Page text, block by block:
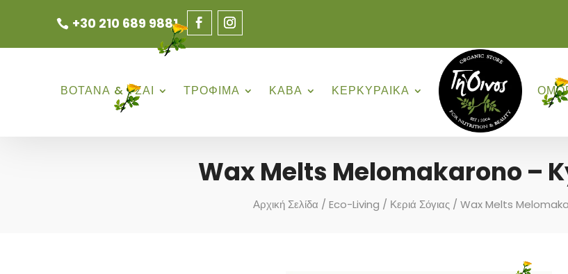
+30 210 689 9881
ΒΟΤΑΝΑ & ΤΣΑΙ ΤΡΟΦΙΜΑ ΚΑΒΑ ΚΕΡΚΥΡΑΙΚΑ
Wax Melts Melomakarono –
Αρχική Σελίδα / Eco-Living / Κεριά Σόγιας / Wax Melts